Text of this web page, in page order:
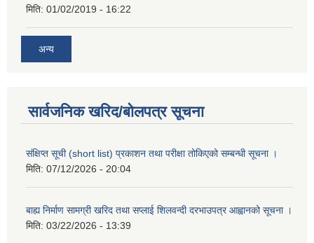
मिति: 01/02/2019 - 16:22
अन्य
सार्वजनिक खरिद/बोलपत्र सूचना
संक्षिप्त सूची (short list) प्रकाशन तथा परीक्षा तोकिएको सम्बन्धी सूचना ।
मिति: 07/12/2026 - 20:04
बाह्य निर्माण सामग्री खरिद तथा सप्लाई शिलवन्दी दरभाउपत्र आह्वानको सूचना ।
मिति: 03/22/2026 - 13:39